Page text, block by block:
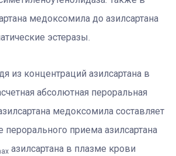
медоксомила до азилсартана
эстеразы.
из концентраций азилсартана в
абсолютная пероральная
медоксомила составляет
перорального приема азилсартана
азилсартана в плазме крови